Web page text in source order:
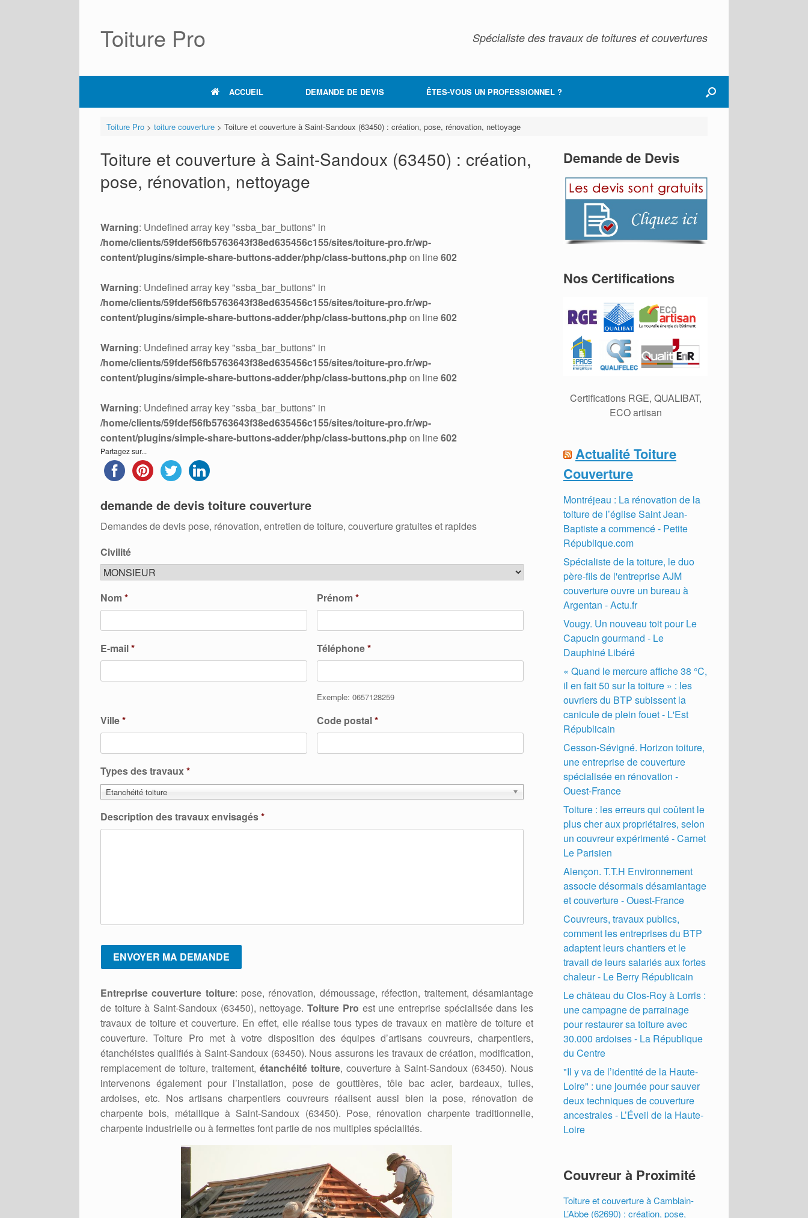
Toiture Pro Spécialiste des travaux de toitures et couvertures
ACCUEIL DEMANDE DE DEVIS ÊTES-VOUS UN PROFESSIONNEL ?
Toiture Pro> toiture couverture> Toiture et couverture à Saint-Sandoux (63450) : création, pose, rénovation, nettoyage
Toiture et couverture à Saint-Sandoux (63450) : création,
pose, rénovation, nettoyage
Warning: Undefined array key "ssba_bar_buttons" in
/home/clients/59fdef56fb5763643f38ed635456c155/sites/toiture-pro.fr/wp-
content/plugins/simple-share-buttons-adder/php/class-buttons.php on line602
Warning: Undefined array key "ssba_bar_buttons" in
/home/clients/59fdef56fb5763643f38ed635456c155/sites/toiture-pro.fr/wp-
content/plugins/simple-share-buttons-adder/php/class-buttons.php on line602
Warning: Undefined array key "ssba_bar_buttons" in
/home/clients/59fdef56fb5763643f38ed635456c155/sites/toiture-pro.fr/wp-
content/plugins/simple-share-buttons-adder/php/class-buttons.php on line602
Warning: Undefined array key "ssba_bar_buttons" in
/home/clients/59fdef56fb5763643f38ed635456c155/sites/toiture-pro.fr/wp-
content/plugins/simple-share-buttons-adder/php/class-buttons.php on line602
Partagez sur...
demande de devis toiture couverture
Demandes de devis pose, rénovation, entretien de toiture, couverture gratuites et rapides
Civilité
Nom* Prénom*
E-mail* Téléphone*
Exemple: 0657128259
Ville* Code postal*
Types des travaux*
Etanchéité toiture
Description des travaux envisagés*
Entreprise couverture toiture: pose, rénovation, démoussage, réfection, traitement, désamiantage
de toiture à Saint-Sandoux (63450), nettoyage.Toiture Pro est une entreprise spécialisée dans les
travaux de toiture et couverture. En effet, elle réalise tous types de travaux en matière de toiture et
couverture. Toiture Pro met à votre disposition des équipes d’artisans couvreurs, charpentiers,
étanchéistes qualifiés à Saint-Sandoux (63450). Nous assurons les travaux de création, modification,
remplacement de toiture, traitement, étanchéité toiture, couverture à Saint-Sandoux (63450). Nous
intervenons également pour l’installation, pose de gouttières, tôle bac acier, bardeaux, tuiles,
ardoises, etc. Nos artisans charpentiers couvreurs réalisent aussi bien la pose, rénovation de
charpente bois, métallique à Saint-Sandoux (63450). Pose, rénovation charpente traditionnelle,
charpente industrielle ou à fermettes font partie de nos multiples spécialités.
Demande de Devis
Nos Certifications
Certifications RGE, QUALIBAT,
ECO artisan
Actualité Toiture
Couverture
Montréjeau : La rénovation de la
toiture de l’église Saint Jean-
Baptiste a commencé - Petite
République.com
Spécialiste de la toiture, le duo
père-fils de l'entreprise AJM
couverture ouvre un bureau à
Argentan - Actu.fr
Vougy. Un nouveau toit pour Le
Capucin gourmand - Le
Dauphiné Libéré
« Quand le mercure affiche 38 °C,
il en fait 50 sur la toiture » : les
ouvriers du BTP subissent la
canicule de plein fouet - L'Est
Républicain
Cesson-Sévigné. Horizon toiture,
une entreprise de couverture
spécialisée en rénovation -
Ouest-France
Toiture : les erreurs qui coûtent le
plus cher aux propriétaires, selon
un couvreur expérimenté - Carnet
Le Parisien
Alençon. T.T.H Environnement
associe désormais désamiantage
et couverture - Ouest-France
Couvreurs, travaux publics,
comment les entreprises du BTP
adaptent leurs chantiers et le
travail de leurs salariés aux fortes
chaleur - Le Berry Républicain
Le château du Clos-Roy à Lorris :
une campagne de parrainage
pour restaurer sa toiture avec
30.000 ardoises - La République
du Centre
"Il y va de l’identité de la Haute-
Loire" : une journée pour sauver
deux techniques de couverture
ancestrales - L’Éveil de la Haute-
Loire
Couvreur à Proximité
Toiture et couverture à Camblain-
L’Abbe (62690) : création, pose,